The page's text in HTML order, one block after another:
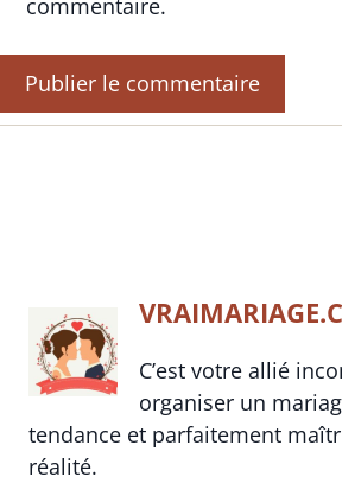
commentaire.
C’est votre allié
organiser un
tendance et parfaitement
réalité.